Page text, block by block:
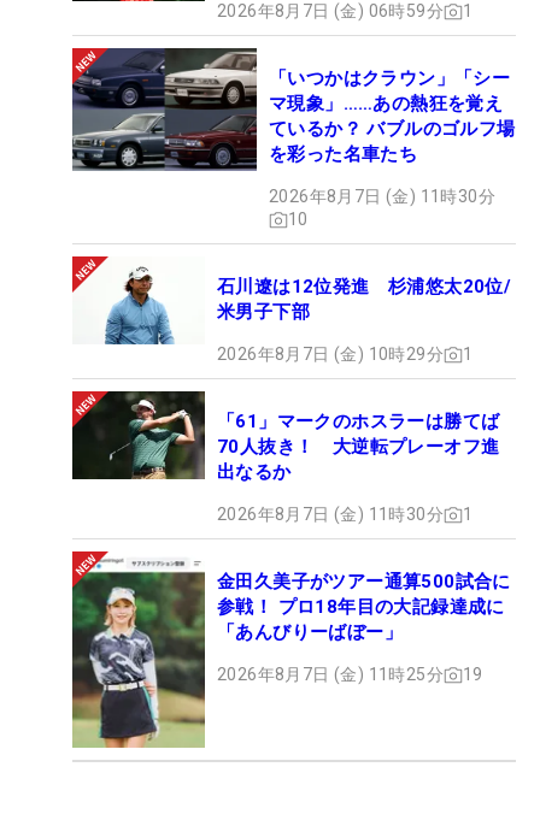
2026年8月7日 (金) 06時59分 1
「いつかはクラウン」「シー
マ現象」……あの熱狂を覚え
ているか？ バブルのゴルフ場
を彩った名車たち
2026年8月7日 (金) 11時30分
10
石川遼は12位発進 杉浦悠太20位/
米男子下部
2026年8月7日 (金) 10時29分 1
「61」マークのホスラーは勝てば
70人抜き！ 大逆転プレーオフ進
出なるか
2026年8月7日 (金) 11時30分 1
金田久美子がツアー通算500試合に
参戦！ プロ18年目の大記録達成に
「あんびりーばぼー」
2026年8月7日 (金) 11時25分 19